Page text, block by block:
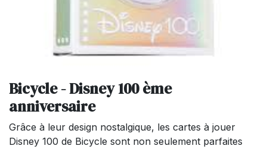
Bicycle - Disney 100 ème
anniversaire
Grâce à leur design nostalgique, les cartes à jouer
Disney 100 de Bicycle sont non seulement parfaites